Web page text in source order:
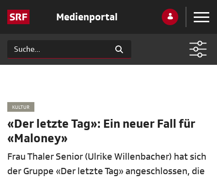
Medienportal
KULTUR
«Der letzte Tag»: Ein neuer Fall für
«Maloney»
Frau Thaler Senior (Ulrike Willenbacher) hat sich
der Gruppe «Der letzte Tag» angeschlossen, die